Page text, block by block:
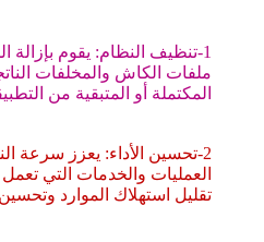
1-تنظيف النظام: يقوم بإزالة
ملفات الكاش والمخلفات
المكتملة أو المتبقية من
2-تحسين الأداء: يعزز سرعة
العمليات والخدمات التي
تقليل استهلاك الموارد